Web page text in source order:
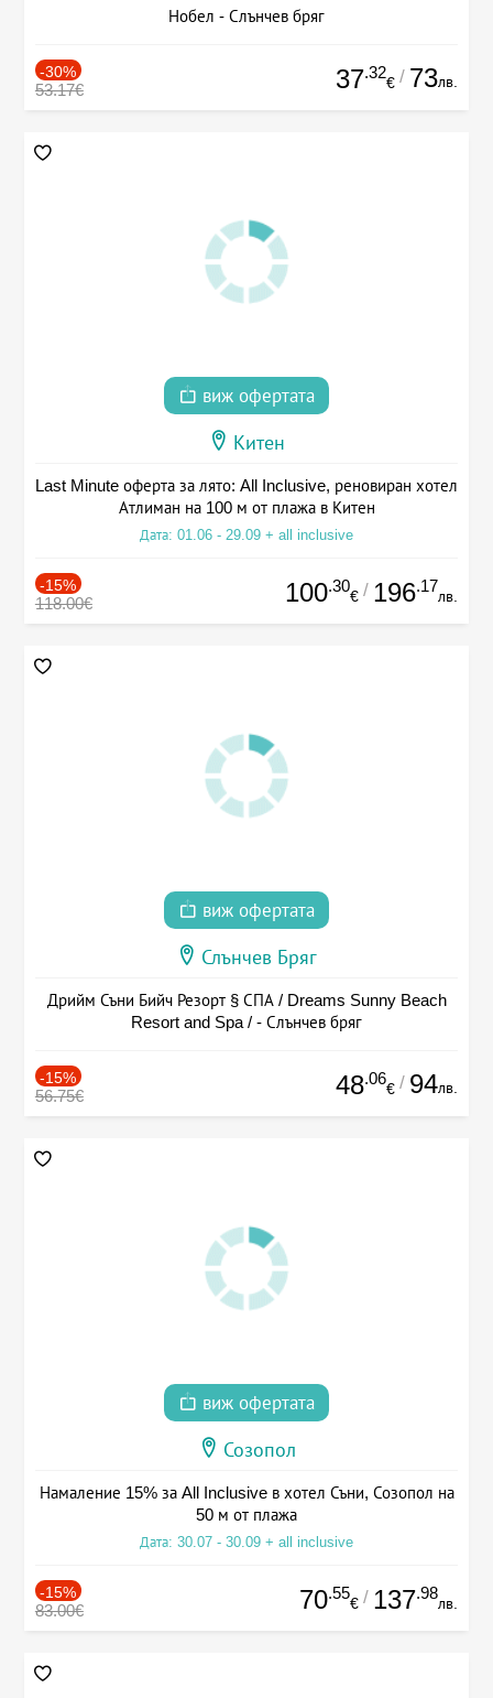
Нобел - Слънчев бряг
-30%
53.17€ 37.32
€ / 73лв.
виж офертата
Китен
Last Minute оферта за лято: All Inclusive, реновиран хотел
Атлиман на 100 м от плажа в Китен
Дата: 01.06 - 29.09 + all inclusive
-15%
118.00€ 100.30
€ / 196.17
лв.
виж офертата
Слънчев Бряг
Дрийм Съни Бийч Резорт § СПА / Dreams Sunny Beach
Resort and Spa / - Слънчев бряг
-15%
56.75€ 48.06
€ / 94лв.
виж офертата
Созопол
Намаление 15% за All Inclusive в хотел Съни, Созопол на
50 м от плажа
Дата: 30.07 - 30.09 + all inclusive
-15%
83.00€ 70.55
€ / 137.98
лв.